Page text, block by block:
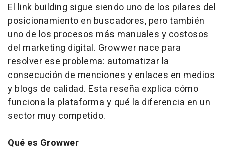
El link building sigue siendo uno de los pilares del
posicionamiento en buscadores, pero también
uno de los procesos más manuales y costosos
del marketing digital. Growwer nace para
resolver ese problema: automatizar la
consecución de menciones y enlaces en medios
y blogs de calidad. Esta reseña explica cómo
funciona la plataforma y qué la diferencia en un
sector muy competido.
Qué es Growwer